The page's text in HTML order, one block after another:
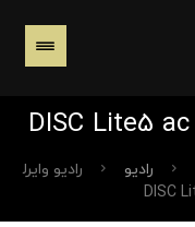
رادیو
رادیو وایرل